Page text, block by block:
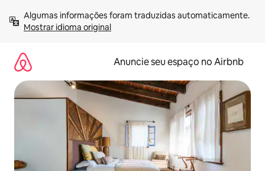
para
Mostrar idioma original
Anuncie seu espaço no Airbnb